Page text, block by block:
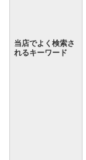
当店でよく検索さ
れるキーワード